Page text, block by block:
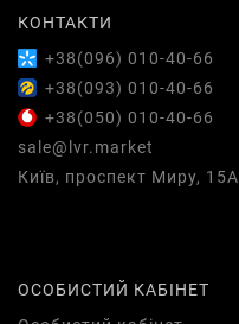
КОНТАКТИ
+38(096) 010-40-66
+38(093) 010-40-66
+38(050) 010-40-66
sale@lvr.market
Київ, проспект Миру, 15А
ОСОБИСТИЙ КАБІНЕТ